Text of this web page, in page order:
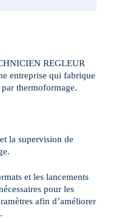
REGLEUR
entreprise qui fabrique
thermoformage.
la supervision de
et les lancements
pour les
afin d’améliorer